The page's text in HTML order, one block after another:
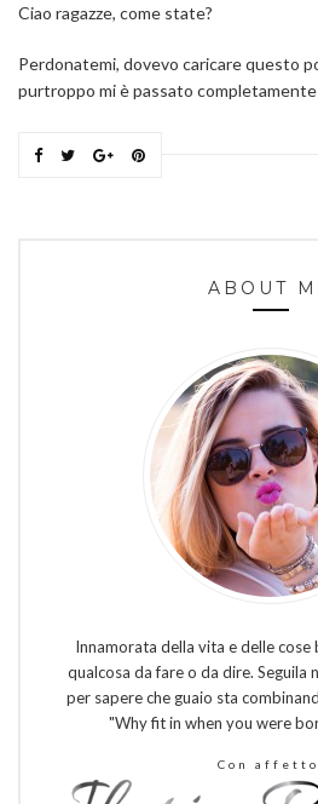
Ciao ragazze, come state?
Perdonatemi, dovevo caricare questo
purtroppo mi è passato
ABOUT
Innamorata della vita e delle cose
qualcosa da fare o da dire. Seguila
per sapere che guaio sta
"Why fit in when you were
Con affetto,